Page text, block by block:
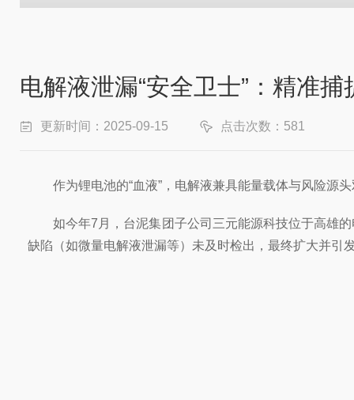
电解液泄漏“安全卫士”：精准
更新时间：2025-09-15 点击次数：581
作为锂电池的“血液”，电解液兼具能量载体与风险源
如今年7月，台泥集团子公司三元能源科技位于高雄
缺陷（如微量电解液泄漏等）未及时检出，最终扩大并引